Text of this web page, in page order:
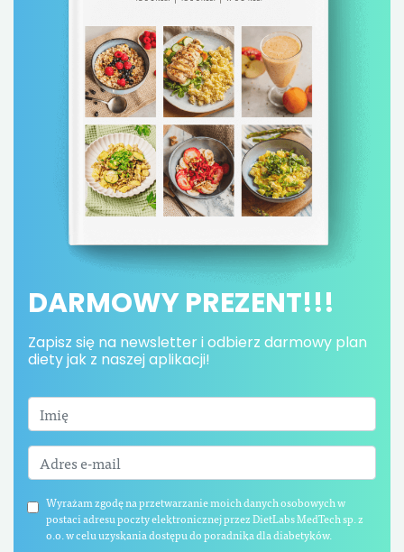
DARMOWY PREZENT!!!
Zapisz się na newsletter i odbierz darmowy plan
diety jak z naszej aplikacji!
Wyrażam zgodę na przetwarzanie moich danych osobowych w
postaci adresu poczty elektronicznej przez DietLabs MedTech sp. z
o.o. w celu uzyskania dostępu do poradnika dla diabetyków.